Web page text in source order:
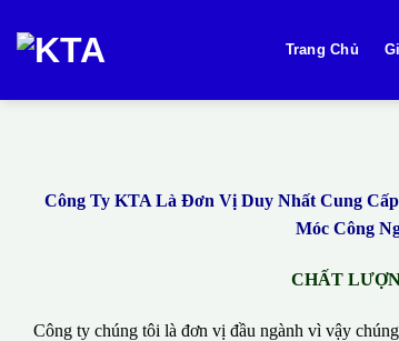
qua
dung
Trang Chủ
Công Ty KTA Là Đơn Vị Duy Nhất Cung
Móc Công
CHẤT
Công ty chúng tôi là đơn vị đầu ngành vì vậy